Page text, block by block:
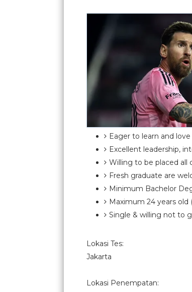
Eager to learn and
Excellent leadership,
Willing to be placed all
Fresh graduate are
Minimum Bachelor
Maximum 24 years old
Single & willing not to
Lokasi Tes:
Jakarta
Lokasi Penempatan: